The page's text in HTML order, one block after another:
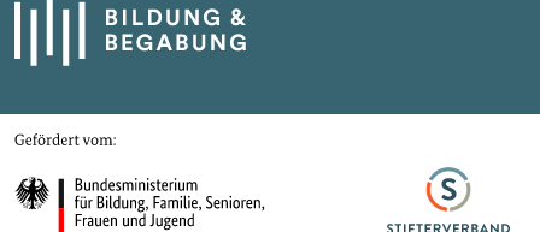
Bildung und Begabung
Gefördert von
Bundesministerium für Bildung, Familie, Senioren, Frauen und Jugend
Stifterverband